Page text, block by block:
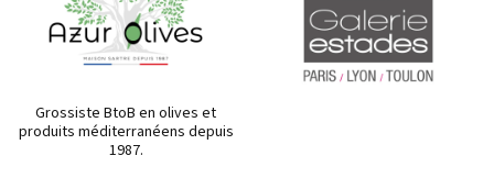
Grossiste BtoB en olives et
produits méditerranéens depuis
1987.